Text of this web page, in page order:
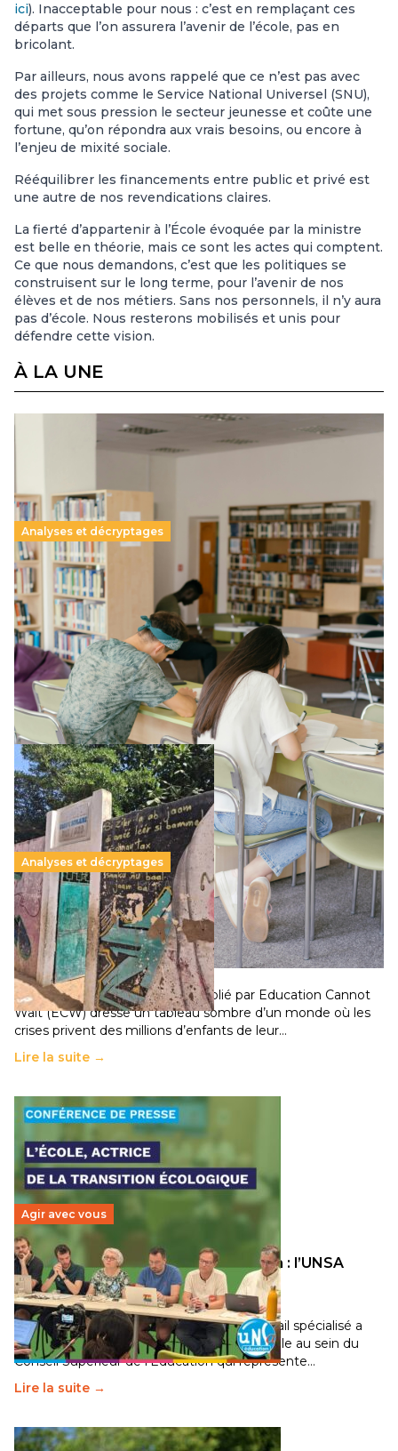
ici). Inacceptable pour nous : c’est en remplaçant ces
départs que l’on assurera l’avenir de l’école, pas en
bricolant.
Par ailleurs, nous avons rappelé que ce n’est pas avec
des projets comme le Service National Universel (SNU),
qui met sous pression le secteur jeunesse et coûte une
fortune, qu’on répondra aux vrais besoins, ou encore à
l’enjeu de mixité sociale.
Rééquilibrer les financements entre public et privé est
une autre de nos revendications claires.
La fierté d’appartenir à l’École évoquée par la ministre
est belle en théorie, mais ce sont les actes qui comptent.
Ce que nous demandons, c’est que les politiques se
construisent sur le long terme, pour l’avenir de nos
élèves et de nos métiers. Sans nos personnels, il n’y aura
pas d’école. Nous resterons mobilisés et unis pour
défendre cette vision.
À LA UNE
Analyses et décryptages
Supérieur privé : une dérive qui met à mal la
promesse républicaine
11 juillet 2026-
Le projet de loi sur la régulation de l’enseignement
supérieur privé met en lumière l’amplification d’un système
qui relègue l’acte pédagogique au superfétatoire, voire à…
Lire la suite →
Analyses et décryptages
258 millions d’enfants victimes de la guerre, des
chocs climatiques et des déplacements de
population
11 juillet 2026- National
Un nouveau rapport mondial publié par Education Cannot
Wait (ECW) dresse un tableau sombre d’un monde où les
crises privent des millions d’enfants de leur…
Lire la suite →
Agir avec vous
Transition écologique de l’éducation : l’UNSA
Éducation fait bouger les lignes
30 juin 2026-National
Pendant plusieurs mois, un groupe de travail spécialisé a
travaillé sur la transition écologique de l’Ecole au sein du
Conseil Supérieur de l’Éducation qui représente…
Lire la suite →